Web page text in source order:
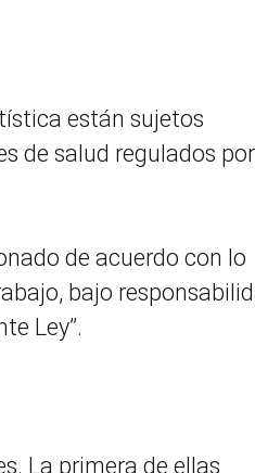
están sujetos
de salud regulados
de acuerdo con lo
bajo
Ley”.
La primera de ellas